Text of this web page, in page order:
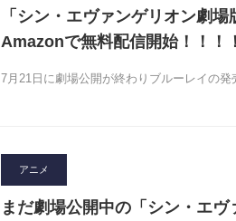
「シン・エヴァンゲリオン劇
Amazonで無料配信開始！！
7月21日に劇場公開が終わりブルーレイの
アニメ
まだ劇場公開中の「シン・エ